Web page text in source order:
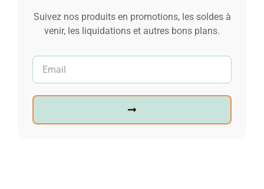
Suivez nos produits en promotions, les soldes à
venir, les liquidations et autres bons plans.